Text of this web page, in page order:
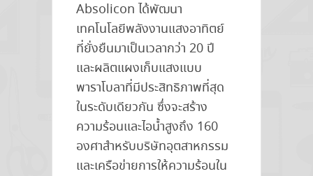
Absolicon ได้พัฒนา
เทคโนโลยีพลังงานแสงอาทิตย์
ที่ยั่งยืนมาเป็นเวลากว่า 20 ปี
และผลิตแผงเก็บแสงแบบ
พาราโบลาที่มีประสิทธิภาพที่สุด
ในระดับเดียวกัน ซึ่งจะสร้าง
ความร้อนและไอน้ำสูงถึง 160
องศาสำหรับบริษัทอุตสาหกรรม
และเครือข่ายการให้ความร้อนใน